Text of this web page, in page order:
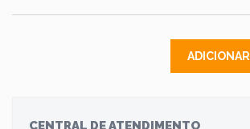
CENTRAL DE ATENDIMENTO